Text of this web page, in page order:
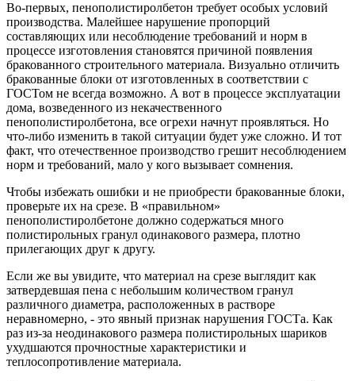
Во-первых, пенополистиролбетон требует особых условий
производства. Малейшее нарушение пропорций
составляющих или несоблюдение требований и норм в
процессе изготовления становятся причиной появления
бракованного строительного материала. Визуально отличить
бракованные блоки от изготовленных в соответствии с
ГОСТом не всегда возможно. А вот в процессе эксплуатации
дома, возведенного из некачественного
пенополистиролбетона, все огрехи начнут проявляться. Но
что-либо изменить в такой ситуации будет уже сложно. И тот
факт, что отечественное производство грешит несоблюдением
норм и требований, мало у кого вызывает сомнения.
Чтобы избежать ошибки и не приобрести бракованные блоки,
проверьте их на срезе. В «правильном»
пенополистиролбетоне должно содержаться много
полистирольных гранул одинакового размера, плотно
прилегающих друг к другу.
Если же вы увидите, что материал на срезе выглядит как
затвердевшая пена с небольшим количеством гранул
различного диаметра, расположенных в растворе
неравномерно, - это явный признак нарушения ГОСТа. Как
раз из-за неодинакового размера полистирольных шариков
ухудшаются прочностные характеристики и
теплосопротивление материала.